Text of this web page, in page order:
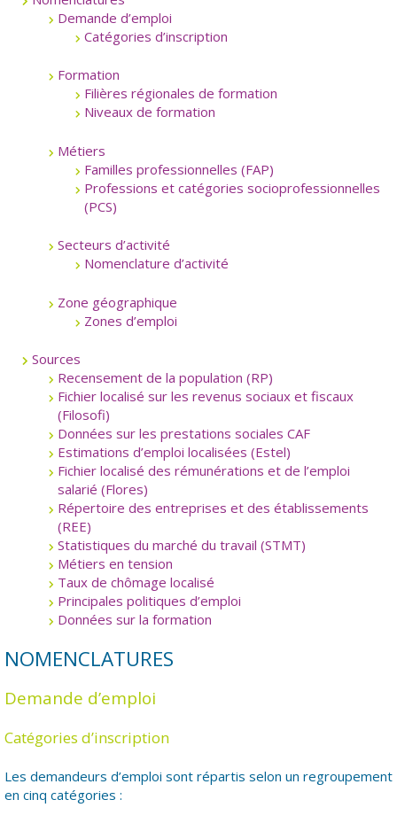
Demande d’emploi
Catégories d’inscription
Formation
Filières régionales de formation
Niveaux de formation
Métiers
Familles professionnelles (FAP)
Professions et catégories socioprofessionnelles
(PCS)
Secteurs d’activité
Nomenclature d’activité
Zone géographique
Zones d’emploi
Sources
Recensement de la population (RP)
Fichier localisé sur les revenus sociaux et fiscaux
(Filosofi)
Données sur les prestations sociales CAF
Estimations d’emploi localisées (Estel)
Fichier localisé des rémunérations et de l’emploi
salarié (Flores)
Répertoire des entreprises et des établissements
(REE)
Statistiques du marché du travail (STMT)
Métiers en tension
Taux de chômage localisé
Principales politiques d’emploi
Données sur la formation
NOMENCLATURES
Demande d’emploi
Catégories d’inscription
Les demandeurs d’emploi sont répartis selon un regroupement
en cinq catégories :